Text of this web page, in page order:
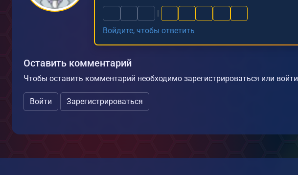
Войдите, чтобы ответить
Оставить комментарий
Чтобы оставить комментарий необходимо зарегистрироваться или войти
Войти Зарегистрироваться